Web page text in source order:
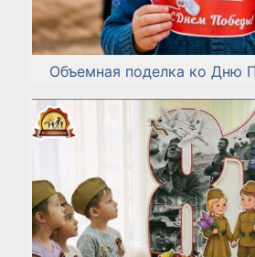
Объемная поделка ко Дню